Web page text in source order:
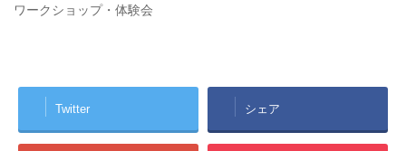
ワークショップ・体験会
Twitter シェア